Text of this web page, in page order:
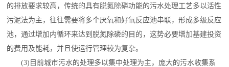
的排放要求较高，传统的具有脱氮除磷功能的污水处理工艺多以活性
污泥法为主，往往需要将多个厌氧和好氧反应池串联，形成多级反应
池，通过增加内循环来达到脱氮除磷的目的，这势必要增加基建投资
的费用及能耗，并且使运行管理较为复杂。
(3)目前城市污水的处理多以集中处理为主，庞大的污水收集系